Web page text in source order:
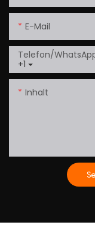
E-Mail
+1
Telefon/
Inhalt